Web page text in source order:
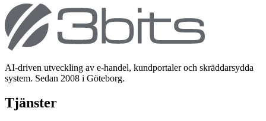
AI-driven utveckling av e-handel, kundportaler och skräddarsydda
system. Sedan 2008 i Göteborg.
Tjänster